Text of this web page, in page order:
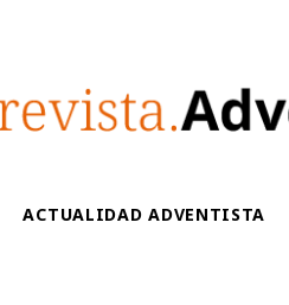
ACTUALIDAD ADVENTISTA